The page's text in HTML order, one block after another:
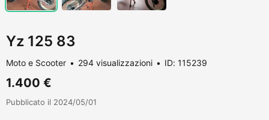
Yz 125 83
Moto e Scooter 294 visualizzazioni ID: 115239
1.400 €
Pubblicato il 2024/05/01